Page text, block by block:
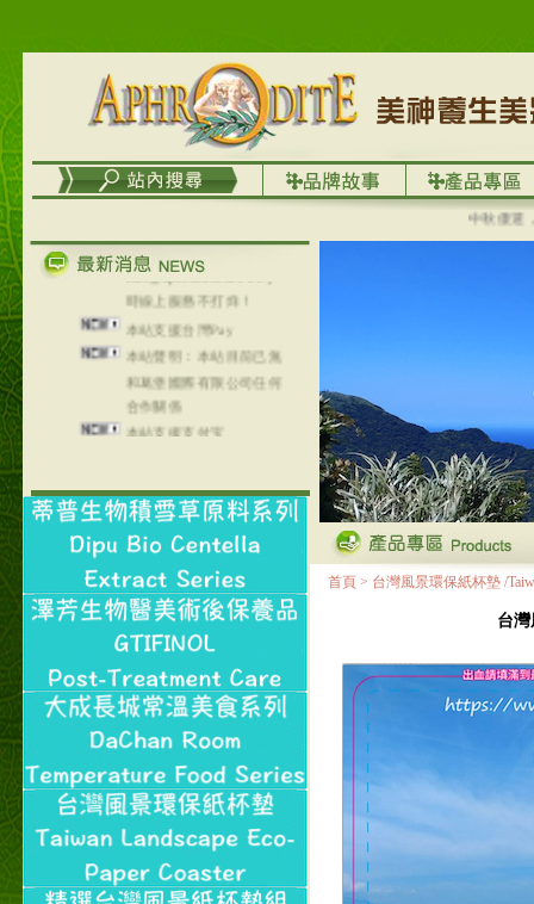
中秋優選，大
在外租屋者、居住處無管
理員、不方便在工作地點
取件者，歡迎多多使用
【郵局i郵箱】的服務喔～
【i郵箱】設立的地點，請
進入內頁連結～
Line@aphrodite2020 24小
時線上服務不打烊！
本站支援台灣Pay
本站聲明：本站目前已無
和葛堡國際有限公司任何
合作關係
本站支援支付宝
2017年1月1日起，中国大
首頁 > 台灣風景環保紙杯墊 /
台灣